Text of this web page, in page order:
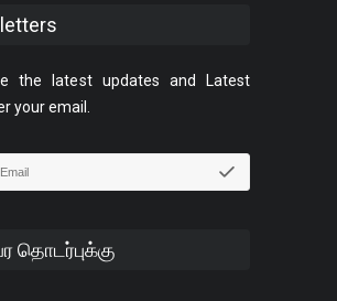
the latest updates and Latest
your email.
தொடர்புக்கு